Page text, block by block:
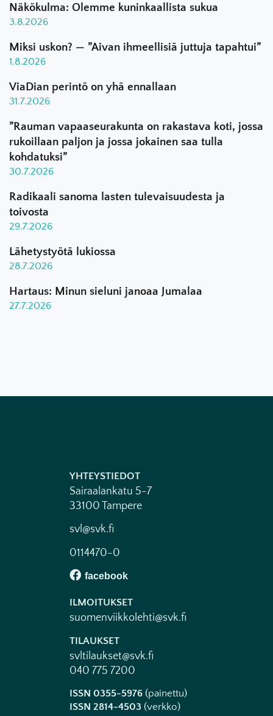
Näkökulma: Olemme kuninkaallista sukua
3.8.2026
Miksi uskon? — ”Aivan ihmeellisiä juttuja tapahtui”
1.8.2026
ViaDian perintö on yhä ennallaan
31.7.2026
”Rauman vapaaseurakunta on rakastava koti, jossa
rukoillaan paljon ja jossa jokainen saa tulla
kohdatuksi”
30.7.2026
Radikaali sanoma lasten tulevaisuudesta ja
toivosta
29.7.2026
Lähetystyötä lukiossa
28.7.2026
Hartaus: Minun sieluni janoaa Jumalaa
27.7.2026
YHTEYSTIEDOT
Sairaalankatu 5-7
33100 Tampere
svl@svk.fi
0114470-0
ILMOITUKSET
suomenviikkolehti@svk.fi
TILAUKSET
svltilaukset@svk.fi
040 775 7200
ISSN 0355-5976 (painettu)
ISSN 2814-4503 (verkko)